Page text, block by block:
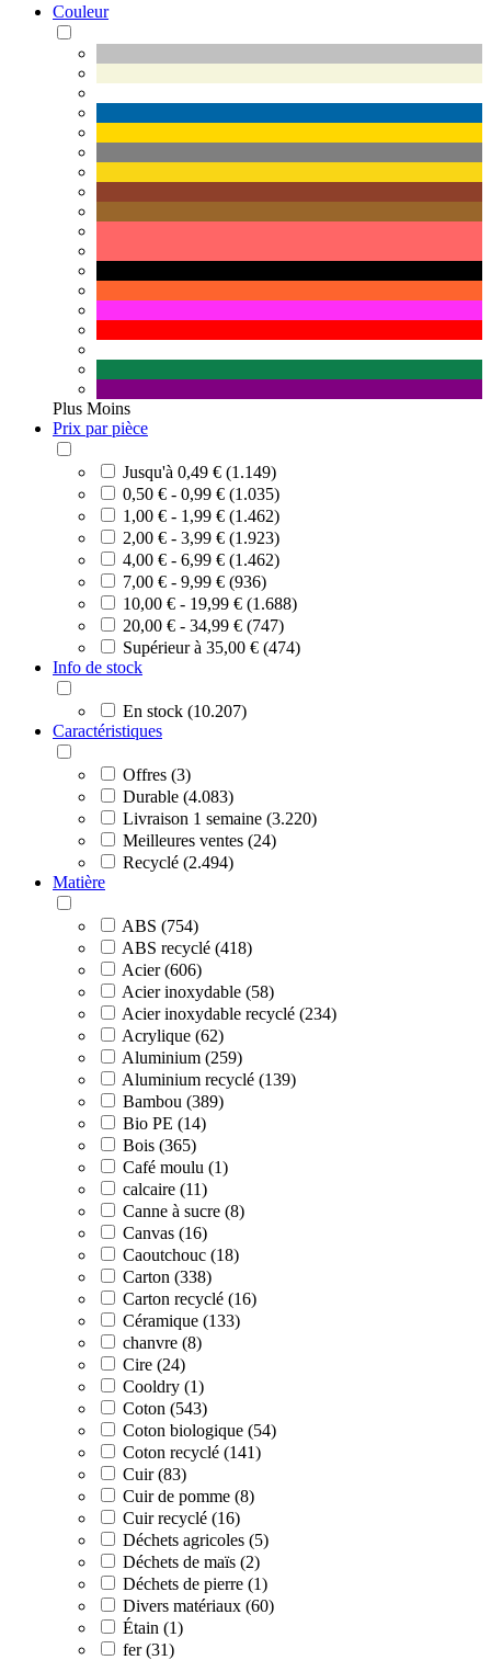
Couleur
Plus Moins
Prix par pièce
Jusqu'à 0,49 € (1.149)
0,50 € - 0,99 € (1.035)
1,00 € - 1,99 € (1.462)
2,00 € - 3,99 € (1.923)
4,00 € - 6,99 € (1.462)
7,00 € - 9,99 € (936)
10,00 € - 19,99 € (1.688)
20,00 € - 34,99 € (747)
Supérieur à 35,00 € (474)
Info de stock
En stock (10.207)
Caractéristiques
Offres (3)
Durable (4.083)
Livraison 1 semaine (3.220)
Meilleures ventes (24)
Recyclé (2.494)
Matière
ABS (754)
ABS recyclé (418)
Acier (606)
Acier inoxydable (58)
Acier inoxydable recyclé (234)
Acrylique (62)
Aluminium (259)
Aluminium recyclé (139)
Bambou (389)
Bio PE (14)
Bois (365)
Café moulu (1)
calcaire (11)
Canne à sucre (8)
Canvas (16)
Caoutchouc (18)
Carton (338)
Carton recyclé (16)
Céramique (133)
chanvre (8)
Cire (24)
Cooldry (1)
Coton (543)
Coton biologique (54)
Coton recyclé (141)
Cuir (83)
Cuir de pomme (8)
Cuir recyclé (16)
Déchets agricoles (5)
Déchets de maïs (2)
Déchets de pierre (1)
Divers matériaux (60)
Étain (1)
fer (31)